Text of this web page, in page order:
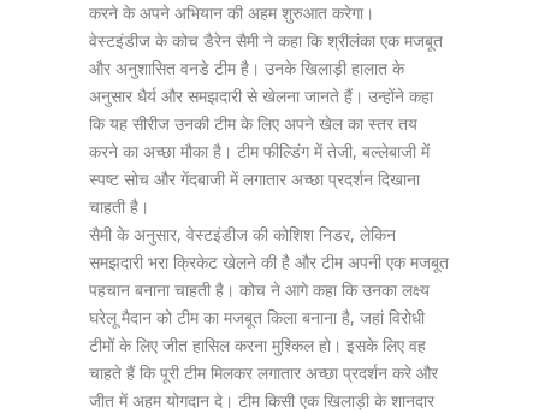
करने के अपने अभियान की अहम शुरुआत करेगा।
वेस्टइंडीज के कोच डैरेन सैमी ने कहा कि श्रीलंका एक मजबूत
और अनुशासित वनडे टीम है। उनके खिलाड़ी हालात के
अनुसार धैर्य और समझदारी से खेलना जानते हैं। उन्होंने कहा
कि यह सीरीज उनकी टीम के लिए अपने खेल का स्तर तय
करने का अच्छा मौका है। टीम फील्डिंग में तेजी, बल्लेबाजी में
स्पष्ट सोच और गेंदबाजी में लगातार अच्छा प्रदर्शन दिखाना
चाहती है।
सैमी के अनुसार, वेस्टइंडीज की कोशिश निडर, लेकिन
समझदारी भरा क्रिकेट खेलने की है और टीम अपनी एक मजबूत
पहचान बनाना चाहती है। कोच ने आगे कहा कि उनका लक्ष्य
घरेलू मैदान को टीम का मजबूत किला बनाना है, जहां विरोधी
टीमों के लिए जीत हासिल करना मुश्किल हो। इसके लिए वह
चाहते हैं कि पूरी टीम मिलकर लगातार अच्छा प्रदर्शन करे और
जीत में अहम योगदान दे। टीम किसी एक खिलाड़ी के शानदार